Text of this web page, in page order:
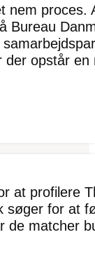
proces.
Bureau
opstår en
at profilere
søger for at
matcher